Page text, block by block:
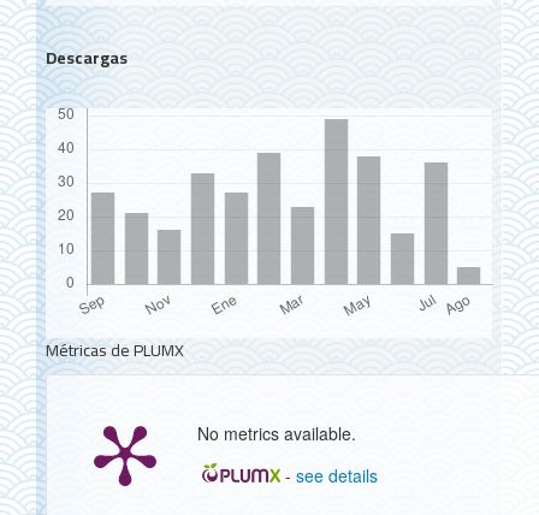
Descargas
Métricas de PLUMX
No metrics available.
-see details